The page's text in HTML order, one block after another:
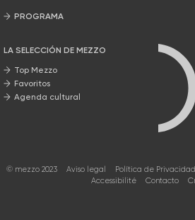
PROGRAMA
LA SELECCIÓN DE MEZZO
Top Mezzo
Favoritos
Agenda cultural
© mezzo 2023 Aviso legal Política de Privacidad
Accessibilité
Contacto